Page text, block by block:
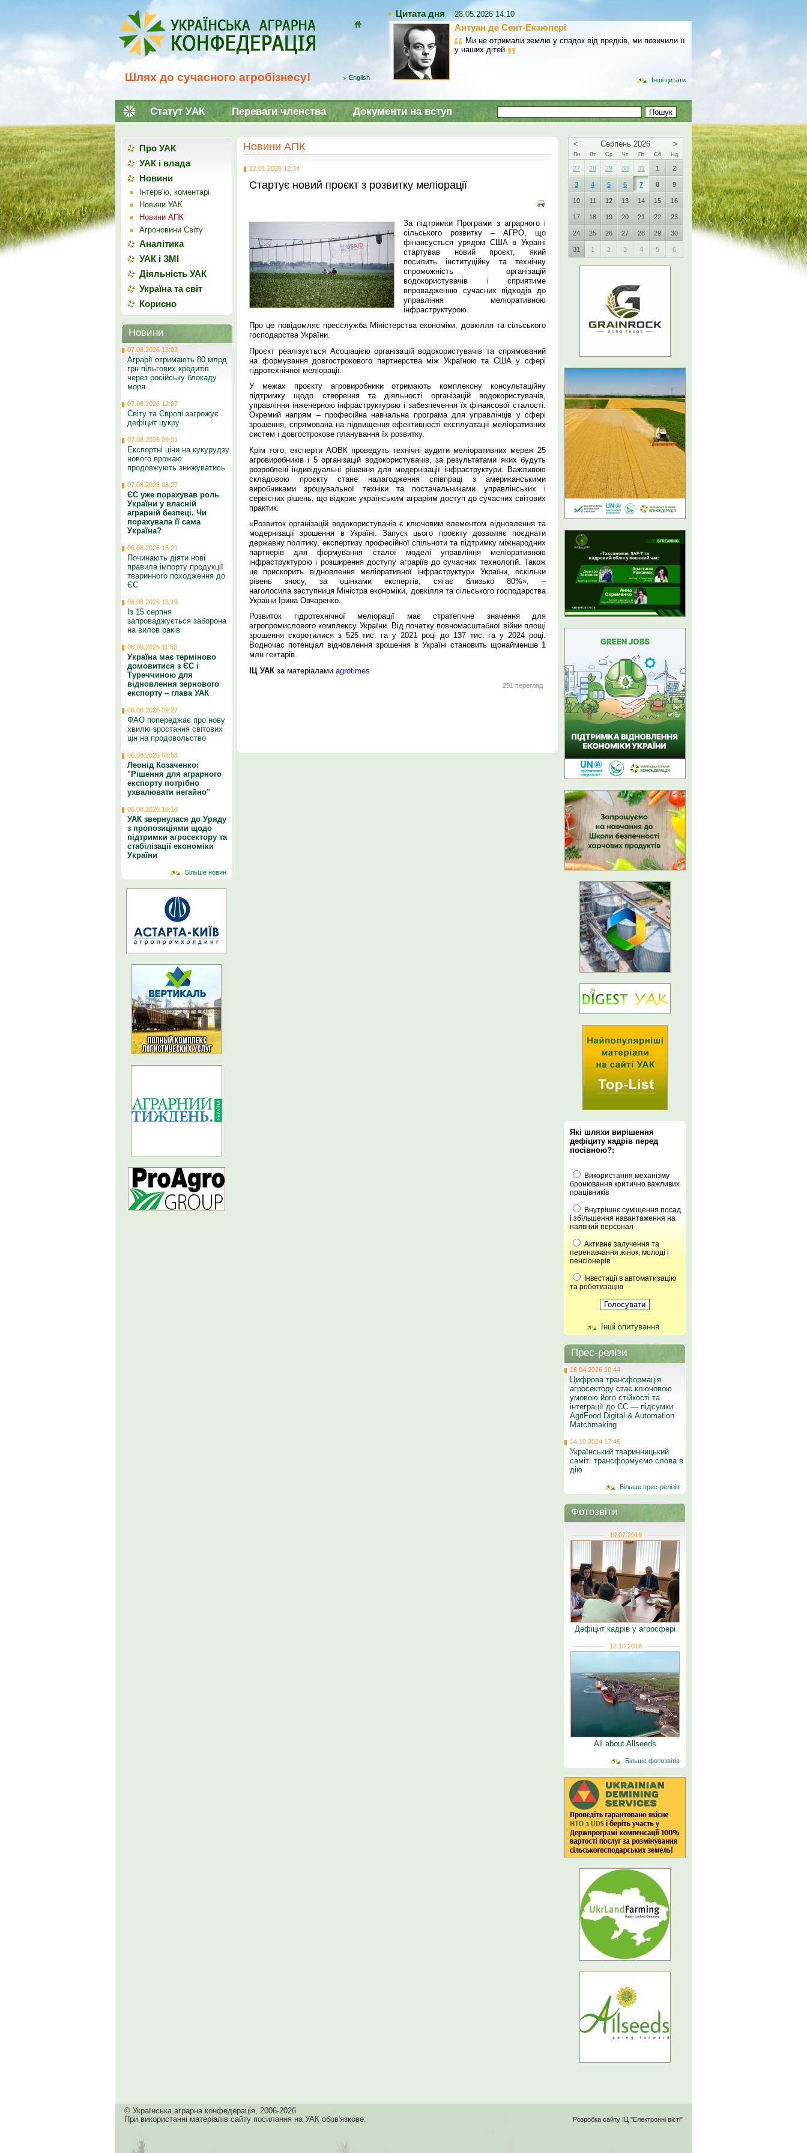
Шлях до сучасного агробізнесу! English
Цитата дня 28.05.2026 14:10
Антуан де Сент-Екзюпері
Ми не отримали землю у спадок від предків, ми позичили її
у наших дітей
Інші цитати
Статут УАК Переваги членства Документи на вступ
Новини АПК
22.01.2026 12:34
Стартує новий проєкт з розвитку меліорації
За підтримки Програми з аграрного і
сільського розвитку – АГРО, що
фінансується урядом США в Україні
стартував новий проєкт, який
посилить інституційну та технічну
спроможність організацій
водокористувачів і сприятиме
впровадженню сучасних підходів до
управління меліоративною
інфраструктурою.
Про це повідомляє пресслужба Міністерства економіки, довкілля та сільського
господарства України.
Проєкт реалізується Асоціацією організацій водокористувачів та спрямований
на формування довгострокового партнерства між Україною та США у сфері
гідротехнічної меліорації.
У межах проєкту агровиробники отримають комплексну консультаційну
підтримку щодо створення та діяльності організацій водокористувачів,
управління інженерною інфраструктурою і забезпечення їх фінансової сталості.
Окремий напрям – професійна навчальна програма для управлінців у сфері
зрошення, спрямована на підвищення ефективності експлуатації меліоративних
систем і довгострокове планування їх розвитку.
Крім того, експерти АОВК проведуть технічні аудити меліоративних мереж 25
агровиробників і 5 організацій водокористувачів, за результатами яких будуть
розроблені індивідуальні рішення для модернізації інфраструктури. Важливою
складовою проєкту стане налагодження співпраці з американськими
виробниками зрошувальної техніки та постачальниками управлінських і
сервісних рішень, що відкриє українським аграріям доступ до сучасних світових
практик.
«Розвиток організацій водокористувачів є ключовим елементом відновлення та
модернізації зрошення в Україні. Запуск цього проєкту дозволяє поєднати
державну політику, експертизу професійної спільноти та підтримку міжнародних
партнерів для формування сталої моделі управління меліоративною
інфраструктурою і розширення доступу аграріїв до сучасних технологій. Також
це прискорить відновлення меліоративної інфраструктури України, оскільки
рівень зносу, за оцінками експертів, сягає близько 80%», –
наголосила заступниця Міністра економіки, довкілля та сільського господарства
України Ірина Овчаренко.
Розвиток гідротехнічної меліорації має стратегічне значення для
агропромислового комплексу України. Від початку повномасштабної війни площі
зрошення скоротилися з 525 тис. га у 2021 році до 137 тис. га у 2024 році.
Водночас потенціал відновлення зрошення в Україні становить щонайменше 1
млн гектарів.
ІЦ УАК за матеріалами agrotimes
291 перегляд
Про УАК
УАК і влада
Новини
Інтерв'ю, коментарі
Новини УАК
Новини АПК
Агроновини Світу
Аналітика
УАК і ЗМІ
Діяльність УАК
Україна та світ
Корисно
Новини
07.08.2026 13:03
Аграрії отримають 80 млрд
грн пільгових кредитів
через російську блокаду
моря
07.08.2026 12:07
Світу та Європі загрожує
дефіцит цукру
07.08.2026 09:01
Експортні ціни на кукурудзу
нового врожаю
продовжують знижуватись
07.08.2026 08:27
ЄС уже порахував роль
України у власній
аграрній безпеці. Чи
порахувала її сама
Україна?
06.08.2026 15:21
Починають діяти нові
правила імпорту продукції
тваринного походження до
ЄС
06.08.2026 13:19
Із 15 серпня
запроваджується заборона
на вилов раків
06.08.2026 11:50
Україна має терміново
домовитися з ЄС і
Туреччиною для
відновлення зернового
експорту – глава УАК
06.08.2026 09:27
ФАО попереджає про нову
хвилю зростання світових
цін на продовольство
06.08.2026 08:58
Леонід Козаченко:
"Рішення для аграрного
експорту потрібно
ухвалювати негайно"
05.08.2026 16:18
УАК звернулася до Уряду
з пропозиціями щодо
підтримки агросектору та
стабілізації економіки
України
Більше новин
< Серпень 2026 >
Пн Вт Ср Чт Пт Сб Нд
27 28 29 30 31 1 2
3 4 5 6 7 8 9
10 11 12 13 14 15 16
17 18 19 20 21 22 23
24 25 26 27 28 29 30
31 1 2 3 4 5 6
Які шляхи вирішення
дефіциту кадрів перед
посівною?:
Використання механізму
бронювання критично важливих
працівників
Внутрішнє суміщення посад
і збільшення навантаження на
наявний персонал
Активне залучення та
перенавчання жінок, молоді і
пенсіонерів
Інвестиції в автоматизацію
та роботизацію
Інші опитування
Прес-релізи
16.04.2026 10:44
Цифрова трансформація
агросектору стає ключовою
умовою його стійкості та
інтеграції до ЄС — підсумки
AgriFood Digital & Automation
Matchmaking
14.10.2024 17:45
Український тваринницький
саміт: трансформуємо слова в
дію
Більше прес-релізів
Фотозвіти
19.07.2019
Дефіцит кадрів у агросфері
12.10.2018
All about Allseeds
Більше фотозвітів
Розробка сайту ІЦ "Електронні вісті"
© Українська аграрна конфедерація, 2006-2026.
При використанні матеріалів сайту посилання на УАК обов'язкове.